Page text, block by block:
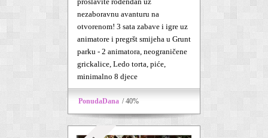
nezaboravnu avanturu na
otvorenom! 3 sata zabave i igre uz
animatore i pregršt smijeha u Grunt
parku - 2 animatora, neograničene
grickalice, Ledo torta, piće,
minimalno 8 djece
PonudaDana / 40%